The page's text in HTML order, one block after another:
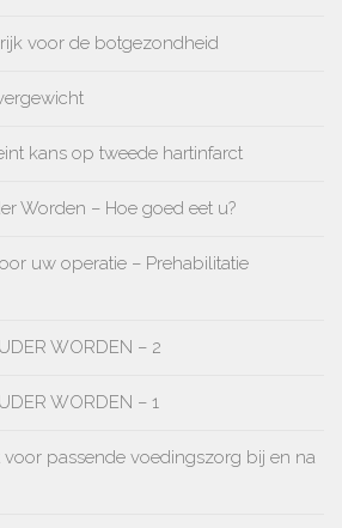
voor de botgezondheid
kans op tweede hartinfarct
Worden – Hoe goed eet u?
uw operatie – Prehabilitatie
WORDEN – 2
WORDEN – 1
passende voedingszorg bij en na